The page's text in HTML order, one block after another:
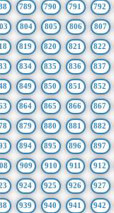
789 790 791 792
804 805 806 807
819 820 821 822
834 835 836 837
849 850 851 852
864 865 866 867
879 880 881 882
894 895 896 897
909 910 911 912
924 925 926 927
939 940 941 942